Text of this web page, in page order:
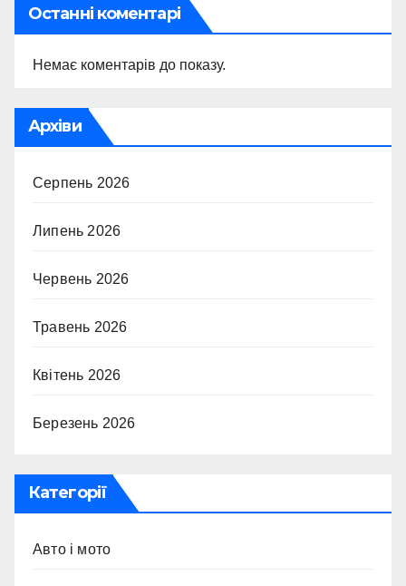
Останні коментарі
Немає коментарів до показу.
Архіви
Серпень 2026
Липень 2026
Червень 2026
Травень 2026
Квітень 2026
Березень 2026
Категорії
Авто і мото